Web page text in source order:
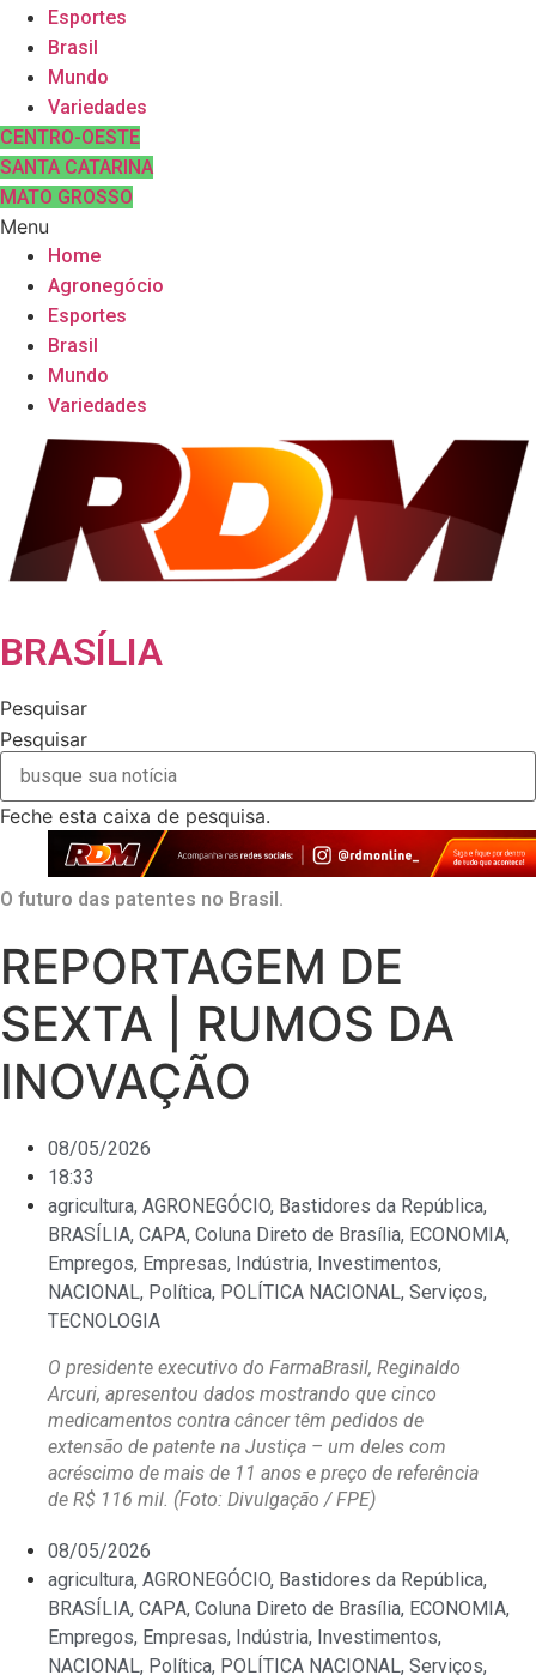
Esportes
Brasil
Mundo
Variedades
CENTRO-OESTE
SANTA CATARINA
MATO GROSSO
Menu
Home
Agronegócio
Esportes
Brasil
Mundo
Variedades
BRASÍLIA
Pesquisar
Pesquisar
Feche esta caixa de pesquisa.
O futuro das patentes no Brasil.
REPORTAGEM DE
SEXTA | RUMOS DA
INOVAÇÃO
08/05/2026
18:33
agricultura, AGRONEGÓCIO, Bastidores da República,
BRASÍLIA, CAPA, Coluna Direto de Brasília, ECONOMIA,
Empregos, Empresas, Indústria, Investimentos,
NACIONAL, Política, POLÍTICA NACIONAL, Serviços,
TECNOLOGIA
O presidente executivo do FarmaBrasil, Reginaldo
Arcuri, apresentou dados mostrando que cinco
medicamentos contra câncer têm pedidos de
extensão de patente na Justiça – um deles com
acréscimo de mais de 11 anos e preço de referência
de R$ 116 mil. (Foto: Divulgação / FPE)
08/05/2026
agricultura, AGRONEGÓCIO, Bastidores da República,
BRASÍLIA, CAPA, Coluna Direto de Brasília, ECONOMIA,
Empregos, Empresas, Indústria, Investimentos,
NACIONAL, Política, POLÍTICA NACIONAL, Serviços,